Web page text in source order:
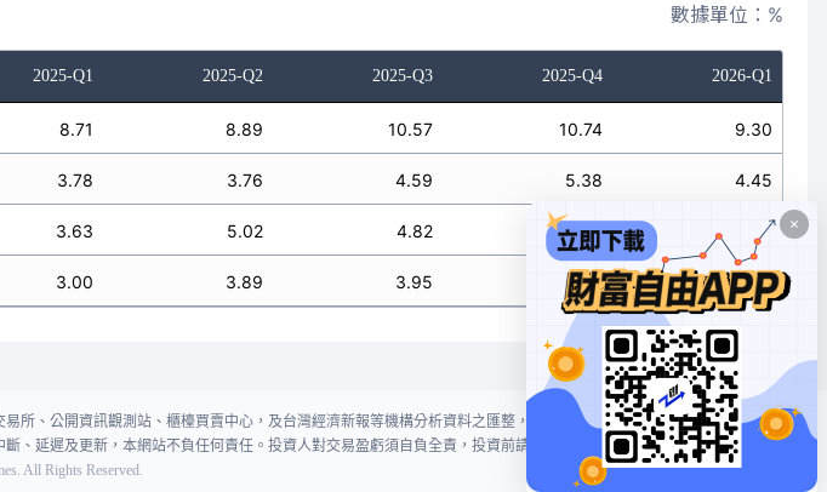
數據單位：%
2025-Q1 2025-Q2 2025-Q3 2025-Q4 2026-Q1
8.71 8.89 10.57 10.74 9.30
3.78 3.76 4.59 5.38 4.45
3.63 5.02 4.82 5.82 4.74
3.00 3.89 3.95 4.85 3.88
所、公開資訊觀測站、櫃檯買賣中心，及台灣經濟新報等機構分析資料之匯整，本網站對投資人買賣不作任何建議或暗
、延遲及更新，本網站不負任何責任。投資人對交易盈虧須自負全責，投資前請謹慎評估風險。
All Rights Reserved.